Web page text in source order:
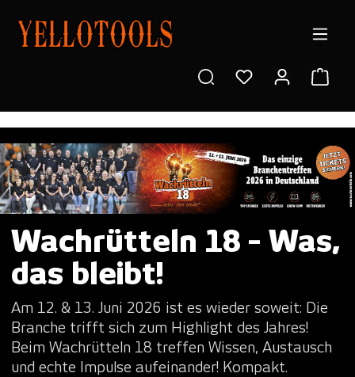
content
Wachrütteln 18 - Was,
das bleibt!
Am 12. & 13. Juni 2026 ist es wieder soweit: Die
Branche trifft sich zum Highlight des Jahres!
Beim Wachrütteln 18 treffen Wissen, Austausch
und echte Impulse aufeinander! Kompakt.